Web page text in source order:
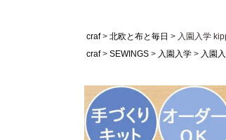
craf 北欧と布と毎日
入園入学
craf
SEWINGS 入園入学 入園